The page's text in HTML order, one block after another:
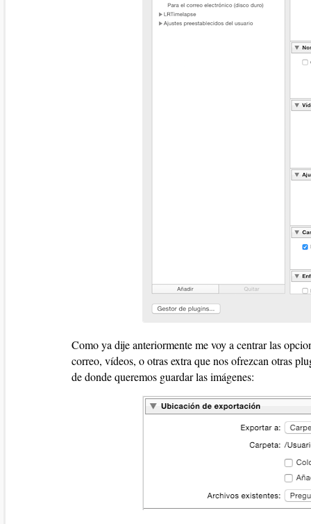
Como ya dije anteriormente me voy a centrar las
correo, vídeos, o otras extra que nos ofrezcan otras
de donde queremos guardar las imágenes: